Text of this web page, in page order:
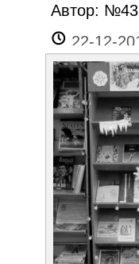
Автор:
22-12-